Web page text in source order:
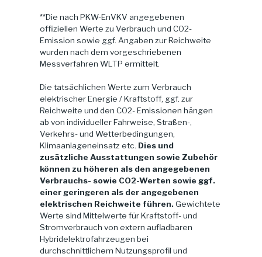
**Die nach PKW-EnVKV angegebenen
offiziellen Werte zu Verbrauch und CO2-
Emission sowie ggf. Angaben zur Reichweite
wurden nach dem vorgeschriebenen
Messverfahren WLTP ermittelt.
Die tatsächlichen Werte zum Verbrauch
elektrischer Energie / Kraftstoff, ggf. zur
Reichweite und den CO2- Emissionen hängen
ab von individueller Fahrweise, Straßen-,
Verkehrs- und Wetterbedingungen,
Klimaanlageneinsatz etc. Dies und
zusätzliche Ausstattungen sowie Zubehör
können zu höheren als den angegebenen
Verbrauchs- sowie CO2-Werten sowie ggf.
einer geringeren als der angegebenen
elektrischen Reichweite führen.Gewichtete
Werte sind Mittelwerte für Kraftstoff- und
Stromverbrauch von extern aufladbaren
Hybridelektrofahrzeugen bei
durchschnittlichem Nutzungsprofil und